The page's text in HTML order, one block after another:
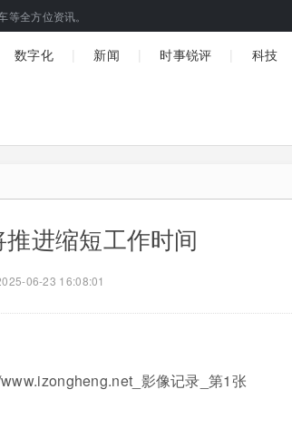
全方位资讯。
数字化 新闻 时事锐评 科技
进缩短工作时间
06-23 16:08:01